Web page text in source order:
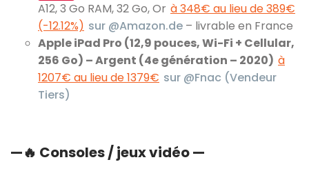
A12, 3 Go RAM, 32 Go, Or à 348€ au lieu de 389€
(-12.12%) sur @Amazon.de – livrable en France
Apple iPad Pro (12,9 pouces, Wi-Fi + Cellular,
256 Go) – Argent (4e génération – 2020) à
1207€ au lieu de 1379€ sur @Fnac (Vendeur
Tiers)
—🔥 Consoles / jeux vidéo —